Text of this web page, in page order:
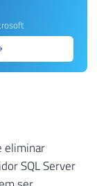
eliminar
SQL Server